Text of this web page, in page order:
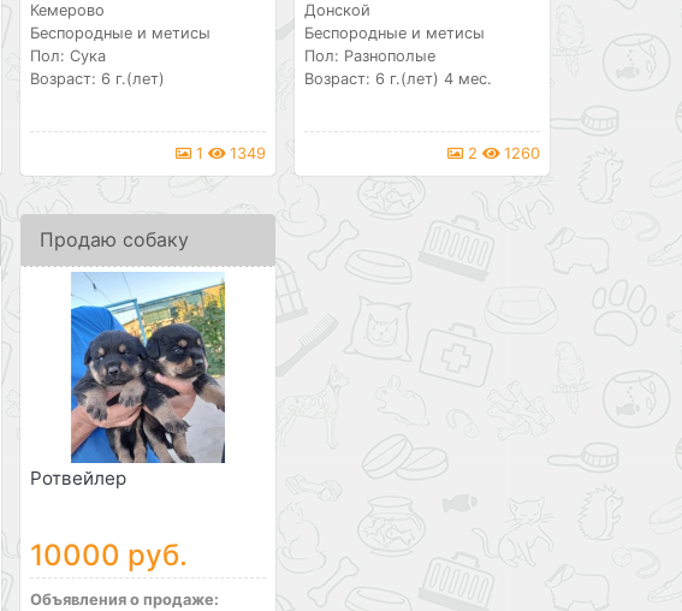
Кемерово
Беспородные и метисы
Пол: Сука
Возраст: 6 г.(лет)
1 1349
Донской
Беспородные и метисы
Пол: Разнополые
Возраст: 6 г.(лет) 4 мес.
2 1260
Продаю собаку
Ротвейлер
10000 руб.
Объявления о продаже: